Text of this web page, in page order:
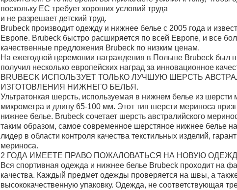
поскольку ЕС требует хороших условий труда
и не разрешает детский труд.
Brubeck производит одежду и нижнее белье с 2005 года и
Европе. Brubeck быстро расширяется по всей Европе, и все
качественные предложения Brubeck по низким ценам.
На ежегодной церемонии награждения в Польше Brubeck был
получил несколько европейских наград за инновационное
BRUBECK ИСПОЛЬЗУЕТ ТОЛЬКО ЛУЧШУЮ ШЕРСТЬ
ИЗГОТОВЛЕНИЯ НИЖНЕГО БЕЛЬЯ.
Ультратонкая шерсть, используемая в нижнем белье из
микрометра и длину 65-100 мм. Этот тип шерсти мериноса
нижнее белье. Brubeck сочетает шерсть австралийского
таким образом, самое современное шерстяное нижнее белье
лидер в области контроля качества текстильных изделий,
мериноса.
2 ГОДА ИМЕЕТЕ ПРАВО ПОЖАЛОВАТЬСЯ НА НОВУЮ
Вся спортивная одежда и нижнее белье Brubeck проходит на
качества. Каждый предмет одежды проверяется на швы, а
высококачественную упаковку. Одежда, не соответствующая